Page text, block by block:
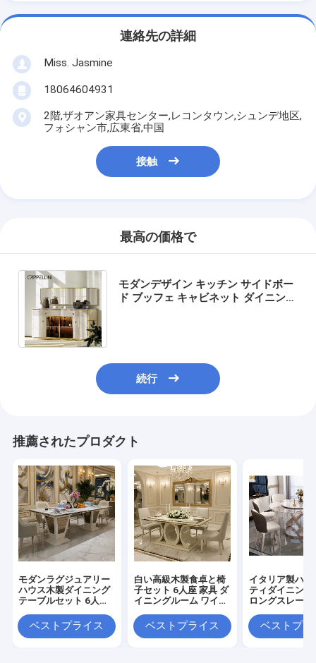
連絡先の詳細
Miss. Jasmine
18064604931
2階,ザオアン家具センター,レコンタウン,シュンデ地区,
フォシャン市,広東省,中国
接触
最高の価格で
モダンデザイン キッチン サイドボー
ド ブッフェ キャビネット ダイニング
続行
推薦されたプロダクト
モダンラグジュアリー
ハウス木製ダイニング
テーブルセット 6人掛
レストラン完成ダイニ
ングルーム家具セット
ベストプライス
白い高級木製食卓と椅
子セット 6人座 家具 ダ
イニングルーム ワイン
ベストプライス
イタリア製ハイ
ティダイニング
ロングスレート
用
ベストプラ